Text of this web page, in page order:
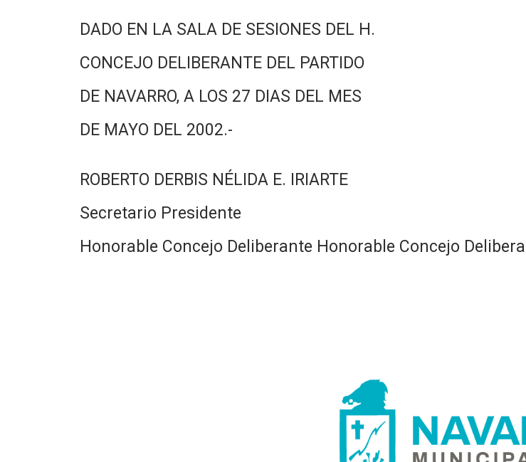
DADO EN LA SALA DE SESIONES DEL H.
CONCEJO DELIBERANTE DEL PARTIDO
DE NAVARRO, A LOS 27 DIAS DEL MES
DE MAYO DEL 2002.-
ROBERTO DERBIS NÉLIDA E. IRIARTE
Secretario Presidente
Honorable Concejo Deliberante Honorable Concejo